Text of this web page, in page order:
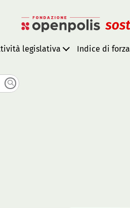
legislativa Indice di forza